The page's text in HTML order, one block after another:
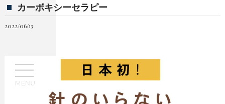
カーボキシーセラピー
2022/06/13